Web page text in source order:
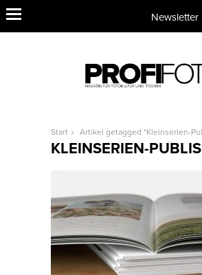
Newsletter
Start Artikel getagged "Kleinserien-
KLEINSERIEN-